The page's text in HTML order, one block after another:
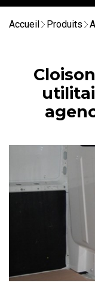
Accueil Produits